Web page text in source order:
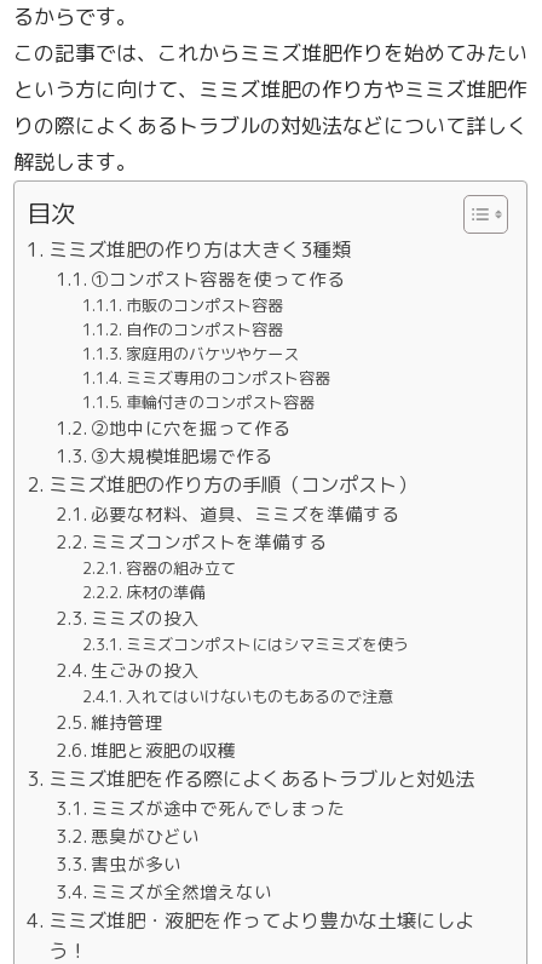
るからです。
この記事では、これからミミズ堆肥作りを始めてみたい
という方に向けて、ミミズ堆肥の作り方やミミズ堆肥作
りの際によくあるトラブルの対処法などについて詳しく
解説します。
目次
ミミズ堆肥の作り方は大きく3種類
①コンポスト容器を使って作る
市販のコンポスト容器
自作のコンポスト容器
家庭用のバケツやケース
ミミズ専用のコンポスト容器
車輪付きのコンポスト容器
②地中に穴を掘って作る
③大規模堆肥場で作る
ミミズ堆肥の作り方の手順（コンポスト）
必要な材料、道具、ミミズを準備する
ミミズコンポストを準備する
容器の組み立て
床材の準備
ミミズの投入
ミミズコンポストにはシマミミズを使う
生ごみの投入
入れてはいけないものもあるので注意
維持管理
堆肥と液肥の収穫
ミミズ堆肥を作る際によくあるトラブルと対処法
ミミズが途中で死んでしまった
悪臭がひどい
害虫が多い
ミミズが全然増えない
ミミズ堆肥・液肥を作ってより豊かな土壌にしよ
う！